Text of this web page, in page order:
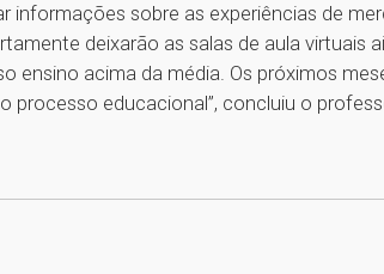
informações sobre as experiências de
deixarão as salas de aula virtuais
ensino acima da média. Os próximos
processo educacional”, concluiu o